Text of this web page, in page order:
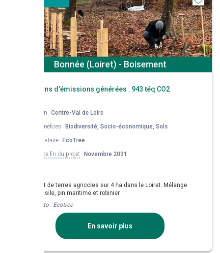
Bonnée (Loiret) - Boisement
Réductions d'émissions générées : 943 téq CO2
Région
Centre-Val de Loire
Co-bénéfices
Biodiversité, Socio-économique, Sols
Mandataire
EcoTree
Date de fin du projet
Novembre 2031
Boisement de terres agricoles sur 4 ha dans le Loiret. Mélange
chêne sessile, pin maritime et robinier.
Crédit photo : Ecotree
En savoir plus